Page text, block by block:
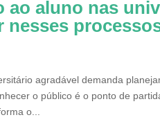
ao aluno nas
nesses
agradável demanda
o público é o ponto de
o...